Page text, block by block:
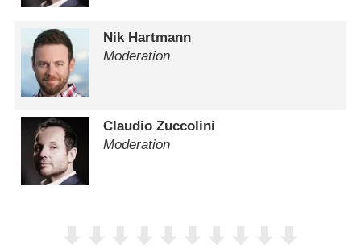
Nik Hartmann
Moderation
Claudio Zuccolini
Moderation